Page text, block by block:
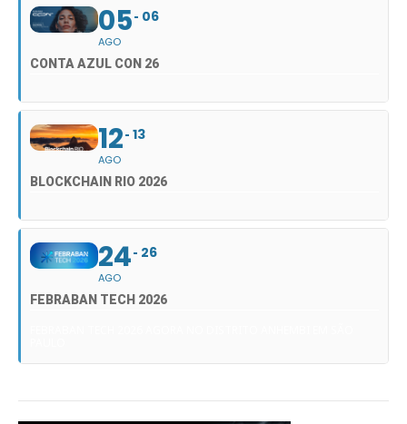
05
AGO
06
CONTA AZUL CON 26
12
AGO
13
BLOCKCHAIN RIO 2026
24
AGO
26
FEBRABAN TECH 2026